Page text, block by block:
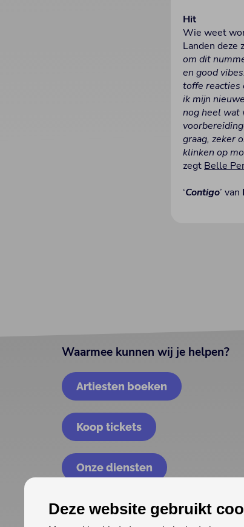
Hit
Wie weet
Landen deze
om dit
en good
toffe reacties
ik mijn
nog heel wat
graag, zeker
klinken op
zegt Belle
‘Contigo’ van
Waarmee kunnen wij je helpen?
Artiesten boeken
Koop tickets
Onze diensten
Deze website gebruikt